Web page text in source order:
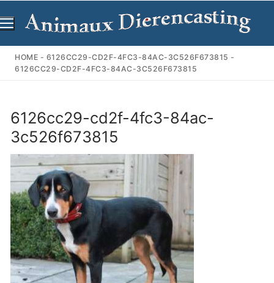
naar
inhoud
HOME - 6126CC29-CD2F-4FC3-84AC-3C526F673815 -
6126CC29-CD2F-4FC3-84AC-3C526F673815
6126cc29-cd2f-4fc3-84ac-
3c526f673815